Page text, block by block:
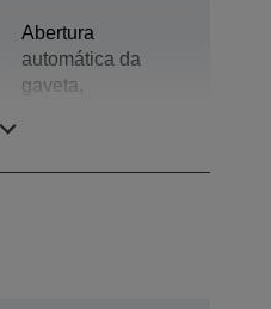
Abertura
automática da
gaveta,